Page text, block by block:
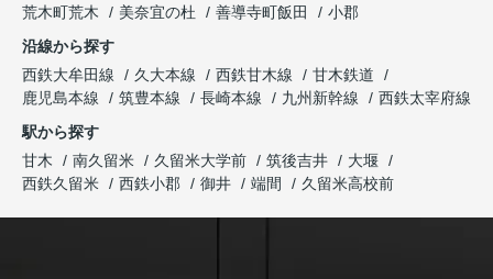
荒木町荒木
美奈宜の杜 善導寺町飯田
小郡
沿線から探す
西鉄大牟田線
久大本線 西鉄甘木線
甘木鉄道
鹿児島本線
筑豊本線 長崎本線 九州新幹線
西鉄太宰府線
駅から探す
甘木
南久留米 久留米大学前 筑後吉井
大堰
西鉄久留米
西鉄小郡 御井 端間 久留米高校前